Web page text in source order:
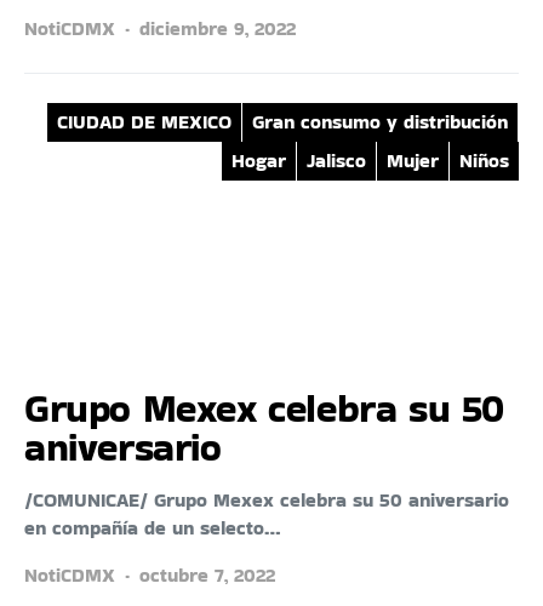
NotiCDMX
diciembre 9, 2022
CIUDAD DE MEXICO
Gran consumo y distribución
Hogar
Jalisco Mujer Niños
Grupo Mexex celebra su 50
aniversario
/COMUNICAE/ Grupo Mexex celebra su 50 aniversario
en compañía de un selecto…
NotiCDMX
octubre 7, 2022